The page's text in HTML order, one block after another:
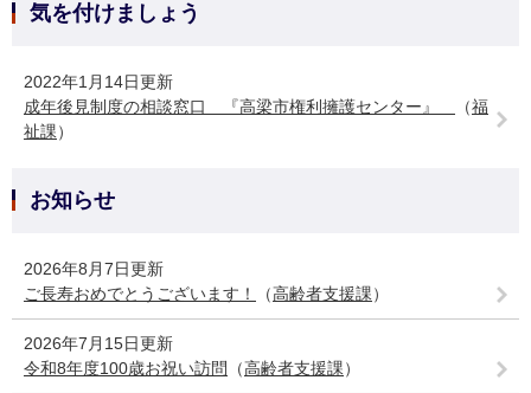
気を付けましょう
2022年1月14日更新
成年後見制度の相談窓口 『高梁市権利擁護センター』
（福
祉課）
お知らせ
2026年8月7日更新
ご長寿おめでとうございます！
（高齢者支援課）
2026年7月15日更新
令和8年度100歳お祝い訪問
（高齢者支援課）